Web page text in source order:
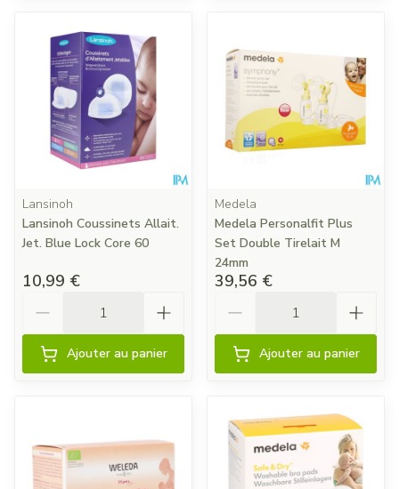
Lansinoh
Lansinoh Coussinets Allait.
Jet. Blue Lock Core 60
10,99 €
Ajouter au panier
Medela
Medela Personalfit Plus
Set Double Tirelait M
24mm
39,56 €
Ajouter au panier